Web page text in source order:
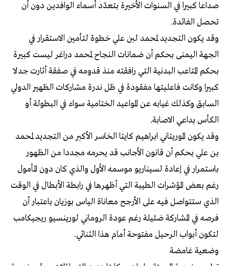
صداعا كبيرا في السنوات الأخيرة بتعدّد أسماء الوافدين دون أن
تحصل الفائدة.
وقد يكون التجديد لمحمد لبن علي خطوة لتأمين الاستقرار في
الجهة اليمنى بحكم أن ضمانات النجاح لمحمد دراغر ليست كبيرة
بحكم المتاعب البدنية التي رافقته منذ قدومه في صفقة أثارت جدلا
كبيرا وكانت فاعليتها مفقودة في ظل ندرة مشاركات الظهير الدولي
السابق وكذلك غيابه عن المواعيد الختامية سواء في البطولة أو
الكأس بداعي الاصابة.
وقد يكون الموريتاني ابراهيم كايتا الخاسر الأكبر من التجديد لمحمد
بن علي بحكم أن قانون الأجانب قد يحرمه مجددا من الظهور
باستمرار في إعادة لسيناريو موسمه الأول والذي كان دون المأمول
رغم بعض المؤشرات الطيبة التي أظهرها في رابطة الأبطال في الوقت
الذي ستتواصل فيه على الأرجح معاناة الياس بوزيان باعتبار أن
فرصه في المشاركة ضئيلة رغم عودة الروماني لورينسيو ريجيكامب
لتكون أبواب الرحيل مفتوحة أمام هذا الثنائي.
وضعية غامضة